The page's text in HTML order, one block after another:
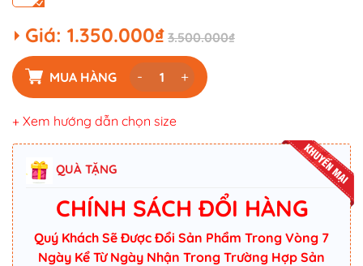
Giá: 1.350.000₫ 3.500.000₫
MUA HÀNG - +
+ Xem hướng dẫn chọn size
QUÀ TẶNG
CHÍNH SÁCH ĐỔI HÀNG
Quý Khách Sẽ Được Đổi Sản Phẩm Trong Vòng 7
Ngày Kể Từ Ngày Nhận Trong Trường Hợp Sản